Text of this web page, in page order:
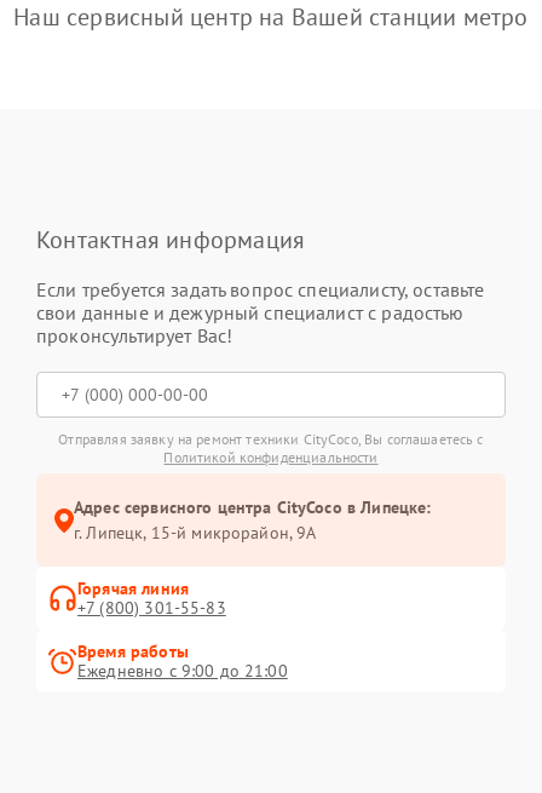
Наш сервисный центр на Вашей станции метро
Контактная информация
Если требуется задать вопрос специалисту, оставьте
свои данные и дежурный специалист с радостью
проконсультирует Вас!
Отправляя заявку на ремонт техники CityCoco, Вы соглашаетесь с
Политикой конфиденциальности
Адрес сервисного центра CityCoco в Липецке:
г. Липецк, 15-й микрорайон, 9А
Горячая линия
+7 (800) 301-55-83
Время работы
Ежедневно с 9:00 до 21:00